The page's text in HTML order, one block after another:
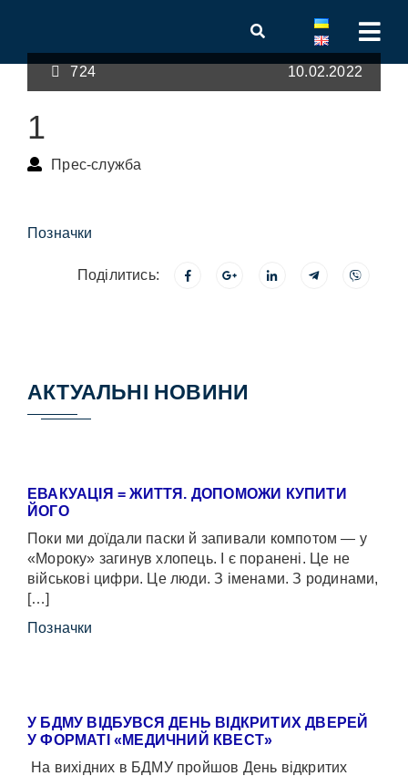
724 10.02.2022
1
Прес-служба
Позначки
Поділитись:
АКТУАЛЬНІ НОВИНИ
ЕВАКУАЦІЯ = ЖИТТЯ. ДОПОМОЖИ КУПИТИ
ЙОГО
Поки ми доїдали паски й запивали компотом — у
«Мороку» загинув хлопець. І є поранені. Це не
військові цифри. Це люди. З іменами. З родинами,
[…]
Позначки
У БДМУ ВІДБУВСЯ ДЕНЬ ВІДКРИТИХ ДВЕРЕЙ
У ФОРМАТІ «МЕДИЧНИЙ КВЕСТ»
На вихідних в БДМУ пройшов День відкритих